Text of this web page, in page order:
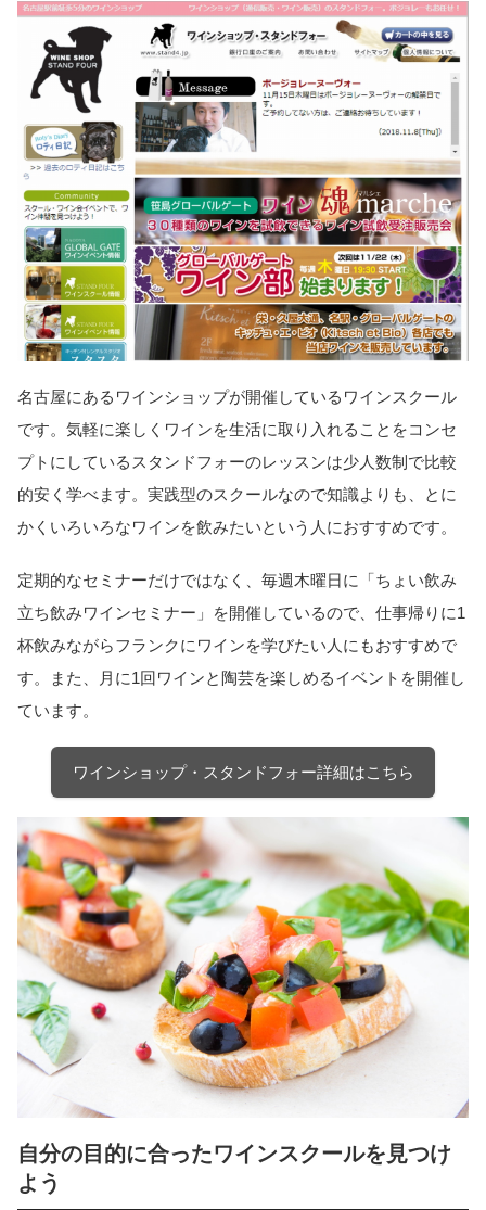
名古屋にあるワインショップが開催しているワインスクール
です。気軽に楽しくワインを生活に取り入れることをコンセ
プトにしているスタンドフォーのレッスンは少人数制で比較
的安く学べます。実践型のスクールなので知識よりも、とに
かくいろいろなワインを飲みたいという人におすすめです。
定期的なセミナーだけではなく、毎週木曜日に「ちょい飲み
立ち飲みワインセミナー」を開催しているので、仕事帰りに1
杯飲みながらフランクにワインを学びたい人にもおすすめで
す。また、月に1回ワインと陶芸を楽しめるイベントを開催し
ています。
ワインショップ・スタンドフォー詳細はこちら
自分の目的に合ったワインスクールを見つけ
よう